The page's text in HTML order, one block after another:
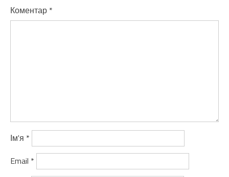
Коментар *
Ім'я *
Email *